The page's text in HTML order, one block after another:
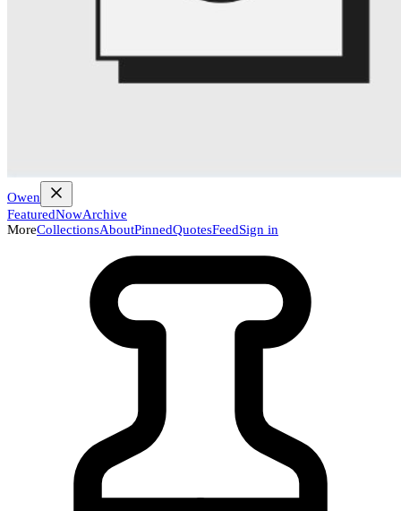
Owen
FeaturedNowArchive
MoreCollectionsAboutPinnedQuotesFeedSign in